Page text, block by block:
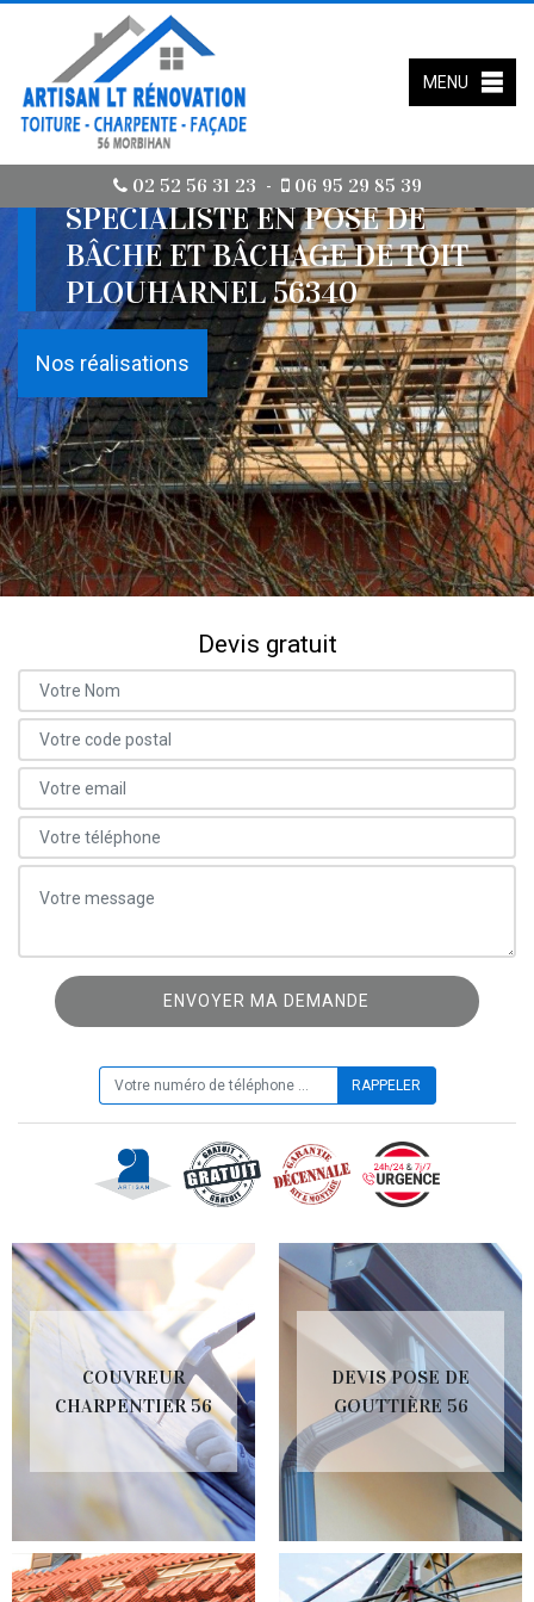
02 52 56 31 23 - 06 95 29 85 39
MENU
SPÉCIALISTE EN POSE DE
BÂCHE ET BÂCHAGE DE TOIT
PLOUHARNEL 56340
Nos réalisations
Devis gratuit
COUVREUR
CHARPENTIER 56
DEVIS POSE DE
GOUTTIÈRE 56